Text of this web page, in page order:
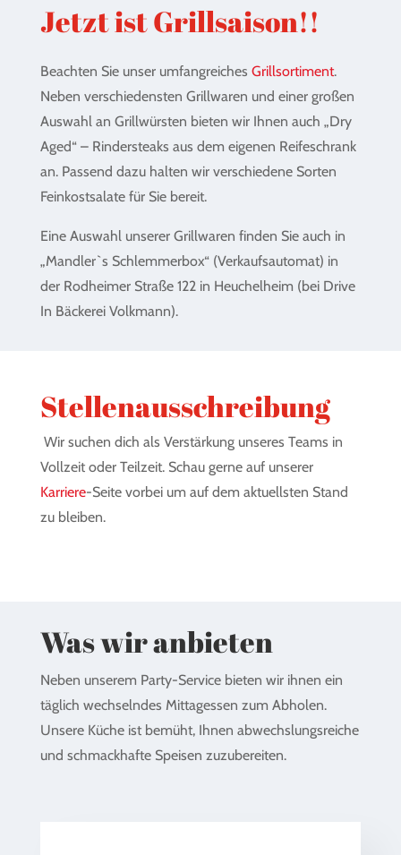
Jetzt ist Grillsaison!!
Beachten Sie unser umfangreiches Grillsortiment.
Neben verschiedensten Grillwaren und einer großen
Auswahl an Grillwürsten bieten wir Ihnen auch „Dry
Aged“ – Rindersteaks aus dem eigenen Reifeschrank
an. Passend dazu halten wir verschiedene Sorten
Feinkostsalate für Sie bereit.
Eine Auswahl unserer Grillwaren finden Sie auch in
„Mandler`s Schlemmerbox“ (Verkaufsautomat) in
der Rodheimer Straße 122 in Heuchelheim (bei Drive
In Bäckerei Volkmann).
Stellenausschreibung
Wir suchen dich als Verstärkung unseres Teams in
Vollzeit oder Teilzeit. Schau gerne auf unserer
Karriere-Seite vorbei um auf dem aktuellsten Stand
zu bleiben.
Was wir anbieten
Neben unserem Party-Service bieten wir ihnen ein
täglich wechselndes Mittagessen zum Abholen.
Unsere Küche ist bemüht, Ihnen abwechslungsreiche
und schmackhafte Speisen zuzubereiten.